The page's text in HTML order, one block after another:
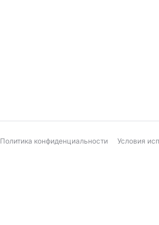
Политика конфиденциальности Условия